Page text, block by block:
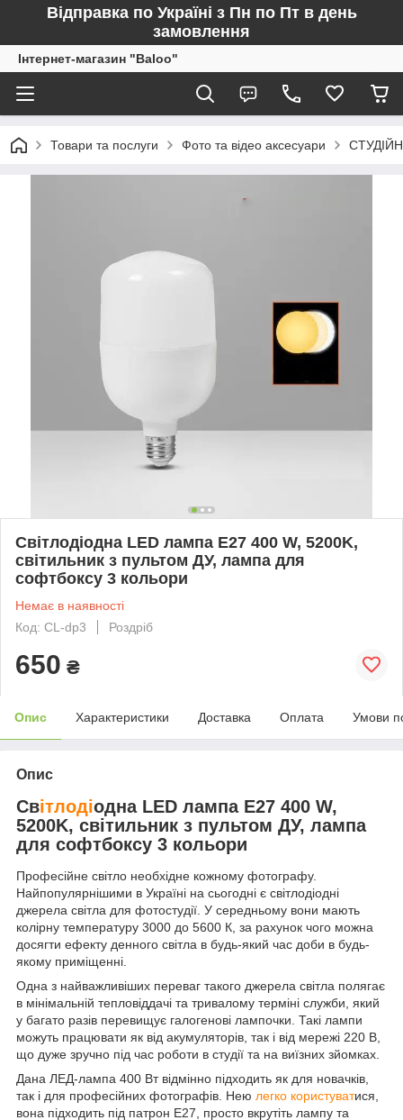
Відправка по Україні з Пн по Пт в день
замовлення
Інтернет-магазин "Baloo"
Товари та послуги Фото та відео аксесуари
Світлодіодна LED лампа Е27 400 W, 5200K,
світильник з пультом ДУ, лампа для
софтбоксу 3 кольори
Немає в наявності
Код: CL-dp3
Роздріб
650 ₴
Опис Характеристики Доставка Оплата Умови
Опис
Світлодіодна LED лампа Е27 400 W,
5200K, світильник з пультом ДУ, лампа
для софтбоксу 3 кольори
Професійне світло необхідне кожному фотографу.
Найпопулярнішими в Україні на сьогодні є світлодіодні
джерела світла для фотостудії. У середньому вони мають
колірну температуру 3000 до 5600 К, за рахунок чого можна
досягти ефекту денного світла в будь-який час доби в будь-
якому приміщенні.
Одна з найважливіших переваг такого джерела світла полягає
в мінімальній тепловіддачі та тривалому терміні служби, який
у багато разів перевищує галогенові лампочки. Такі лампи
можуть працювати як від акумуляторів, так і від мережі 220 В,
що дуже зручно під час роботи в студії та на виїзних зйомках.
Дана ЛЕД-лампа 400 Вт відмінно підходить як для новачків,
так і для професійних фотографів. Нею легко користуватися,
вона підходить під патрон Е27, просто вкрутіть лампу та